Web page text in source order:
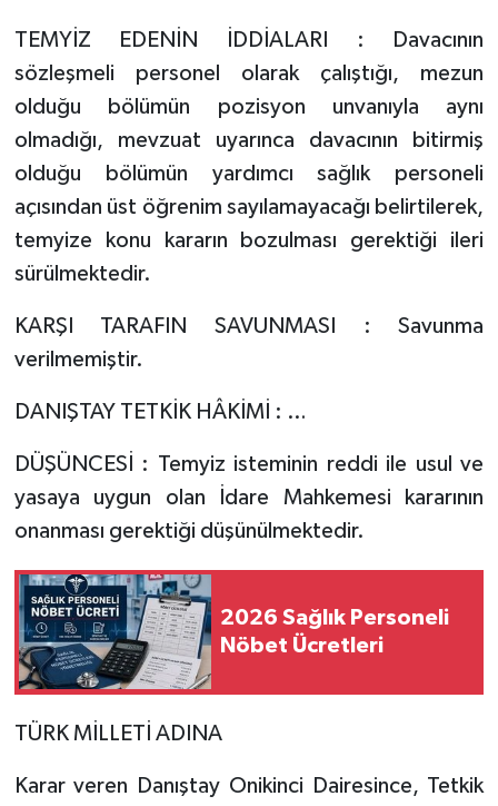
TEMYİZ EDENİN İDDİALARI : Davacının
sözleşmeli personel olarak çalıştığı, mezun
olduğu bölümün pozisyon unvanıyla aynı
olmadığı, mevzuat uyarınca davacının bitirmiş
olduğu bölümün yardımcı sağlık personeli
açısından üst öğrenim sayılamayacağı belirtilerek,
temyize konu kararın bozulması gerektiği ileri
sürülmektedir.
KARŞI TARAFIN SAVUNMASI : Savunma
verilmemiştir.
DANIŞTAY TETKİK HÂKİMİ : …
DÜŞÜNCESİ : Temyiz isteminin reddi ile usul ve
yasaya uygun olan İdare Mahkemesi kararının
onanması gerektiği düşünülmektedir.
2026 Sağlık Personeli
Nöbet Ücretleri
TÜRK MİLLETİ ADINA
Karar veren Danıştay Onikinci Dairesince, Tetkik